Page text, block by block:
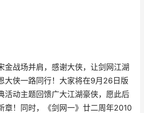
金战场并肩，感谢大侠，让剑网江湖
大侠一路同行！大家将在9月26日版
活动主题回馈广大江湖豪侠，愿此后
章！同时，《剑网一》廿二周年2010